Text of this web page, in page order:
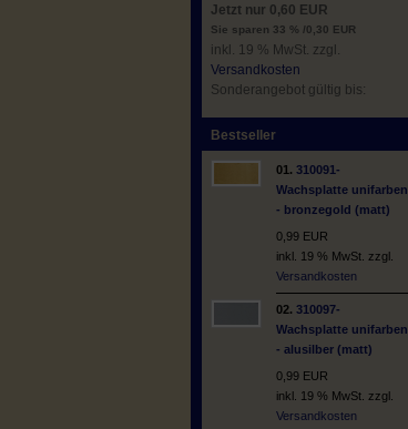
Jetzt nur 0,60 EUR
Sie sparen 33 % /0,30 EUR
inkl. 19 % MwSt. zzgl.
Versandkosten
Sonderangebot gültig bis:
Bestseller
01. 310091-
Wachsplatte unifarben
- bronzegold (matt)
0,99 EUR
inkl. 19 % MwSt. zzgl.
Versandkosten
02. 310097-
Wachsplatte unifarben
- alusilber (matt)
0,99 EUR
inkl. 19 % MwSt. zzgl.
Versandkosten